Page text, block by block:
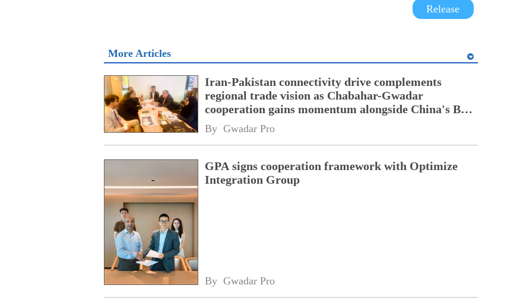
Release
More Articles
Iran-Pakistan connectivity drive complements
regional trade vision as Chabahar-Gwadar
cooperation gains momentum alongside China's BRI
network
By Gwadar Pro
GPA signs cooperation framework with Optimize
Integration Group
By Gwadar Pro